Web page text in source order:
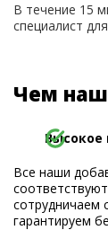
В течение 15
специалист
Чем наш
Высокое
Все наши
сотрудничаем
гарантируем